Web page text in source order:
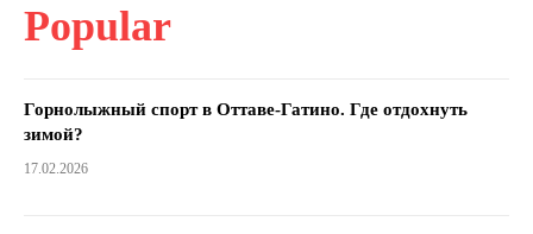
Popular
Горнолыжный спорт в Оттаве-Гатино. Где отдохнуть
зимой?
17.02.2026